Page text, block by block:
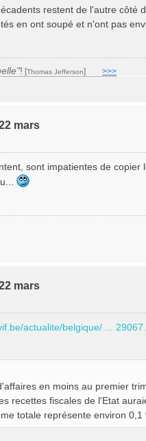
restent de l'autre côté
en ont soupé et n'ont pas
! [Thomas Jefferson] >>>
mars
sont impatientes de
mars
actualite/belgique/ ...
en moins au premier
recettes fiscales de l'Etat
totale représente environ 0,1